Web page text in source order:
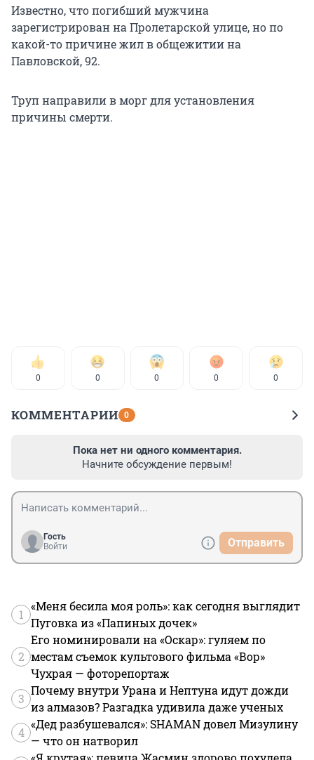
Известно, что погибший мужчина
зарегистрирован на Пролетарской улице, но по
какой-то причине жил в общежитии на
Павловской, 92.
Труп направили в морг для установления
причины смерти.
0 0 0 0 0
КОММЕНТАРИИ 0
Пока нет ни одного комментария.
Начните обсуждение первым!
Гость
Войти
Отправить
1
«Меня бесила моя роль»: как сегодня выглядит
Пуговка из «Папиных дочек»
2
Его номинировали на «Оскар»: гуляем по
местам съемок культового фильма «Вор»
Чухрая — фоторепортаж
3
Почему внутри Урана и Нептуна идут дожди
из алмазов? Разгадка удивила даже ученых
4
«Дед разбушевался»: SHAMAN довел Мизулину
— что он натворил